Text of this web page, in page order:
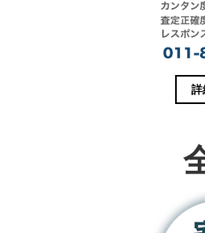
ド
ウ
で
開
き
ま
詳